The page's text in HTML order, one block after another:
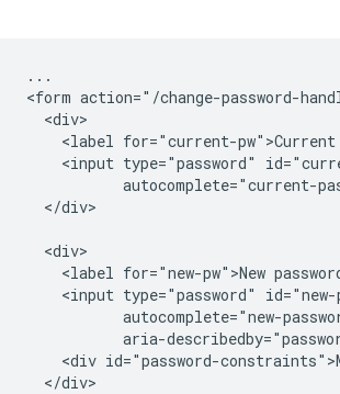
...
<form action="/change-password-
  <div>
<label for="current-
<input type="password"
autocomplete="current-
  </div>
  <div>
<label for="new-pw">New
<input type="password"
autocomplete="new-
aria-
<div id="password-
  </div>